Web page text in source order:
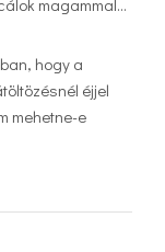
hogy a
éjjel
mehetne-e